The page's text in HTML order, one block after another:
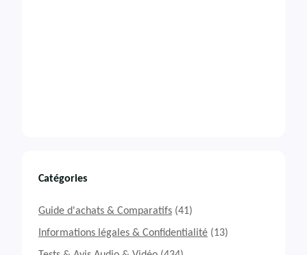
Catégories
Guide d'achats & Comparatifs (41)
Informations légales & Confidentialité (13)